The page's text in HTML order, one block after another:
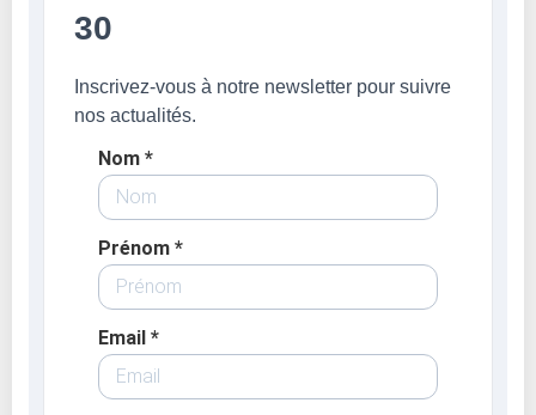
30
Inscrivez-vous à notre newsletter pour suivre
nos actualités.
Nom *
Prénom *
Email *